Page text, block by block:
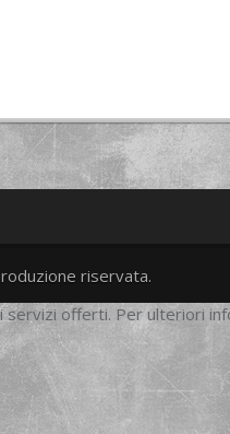
twittergoogleplus
facebook
riservata.
offerti. Per ulteriori